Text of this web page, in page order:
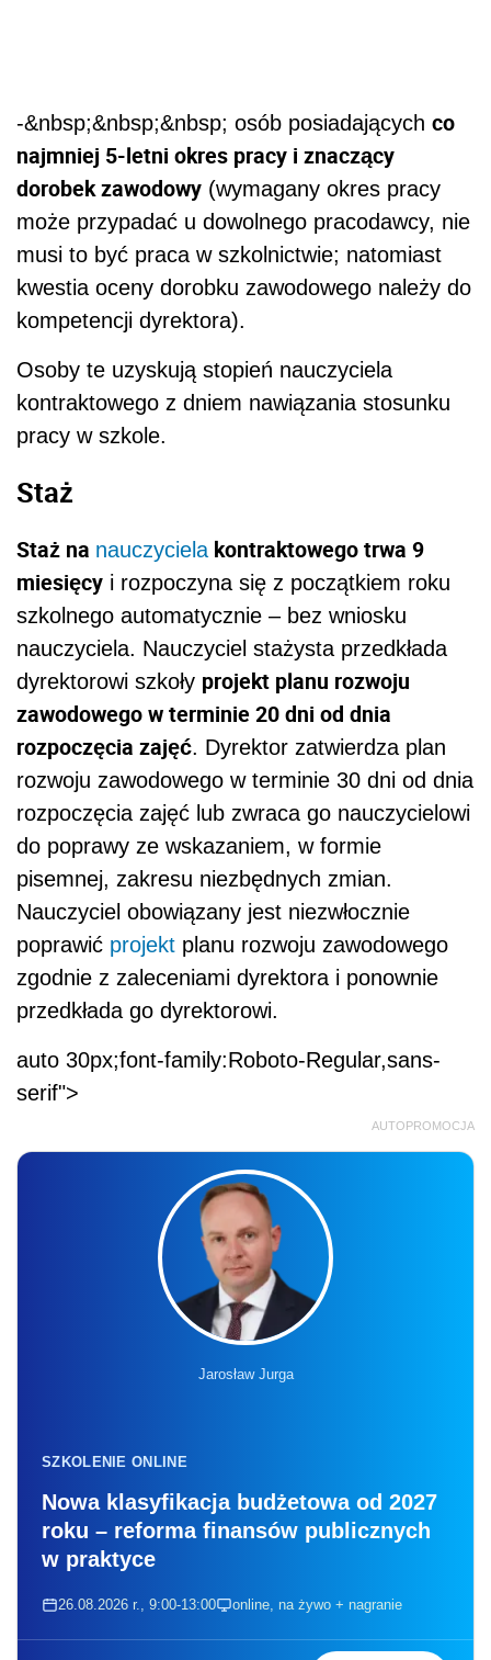
-&nbsp;&nbsp;&nbsp; osób posiadających co
najmniej 5-letni okres pracy i znaczący
dorobek zawodowy (wymagany okres pracy
może przypadać u dowolnego pracodawcy, nie
musi to być praca w szkolnictwie; natomiast
kwestia oceny dorobku zawodowego należy do
kompetencji dyrektora).
Osoby te uzyskują stopień nauczyciela
kontraktowego z dniem nawiązania stosunku
pracy w szkole.
Staż
Staż na nauczycielakontraktowego trwa 9
miesięcy i rozpoczyna się z początkiem roku
szkolnego automatycznie – bez wniosku
nauczyciela. Nauczyciel stażysta przedkłada
dyrektorowi szkoły projekt planu rozwoju
zawodowego w terminie 20 dni od dnia
rozpoczęcia zajęć. Dyrektor zatwierdza plan
rozwoju zawodowego w terminie 30 dni od dnia
rozpoczęcia zajęć lub zwraca go nauczycielowi
do poprawy ze wskazaniem, w formie
pisemnej, zakresu niezbędnych zmian.
Nauczyciel obowiązany jest niezwłocznie
poprawić projekt planu rozwoju zawodowego
zgodnie z zaleceniami dyrektora i ponownie
przedkłada go dyrektorowi.
auto 30px;font-family:Roboto-Regular,sans-
serif">
AUTOPROMOCJA
Jarosław Jurga
SZKOLENIE ONLINE
Nowa klasyfikacja budżetowa od 2027
roku – reforma finansów publicznych
w praktyce
26.08.2026 r., 9:00-13:00 online, na żywo + nagranie